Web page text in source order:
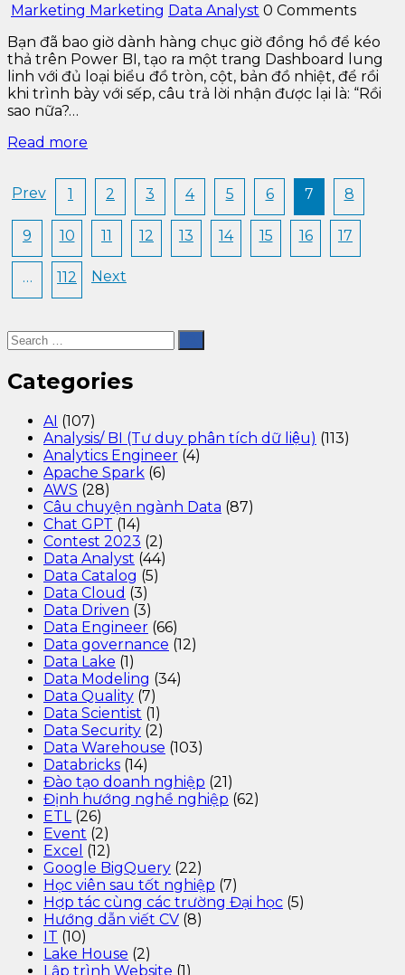
Marketing Marketing Data Analyst 0 Comments
Bạn đã bao giờ dành hàng chục giờ đồng hồ để kéo
thả trên Power BI, tạo ra một trang Dashboard lung
linh với đủ loại biểu đồ tròn, cột, bản đồ nhiệt, để rồi
khi trình bày với sếp, câu trả lời nhận được lại là: “Rồi
sao nữa?…
Read more
Prev 1 2 3 4 5 6 7 8
9 10 11 12 13 14 15 16 17
… 112 Next
Categories
AI (107)
Analysis/ BI (Tư duy phân tích dữ liệu) (113)
Analytics Engineer (4)
Apache Spark (6)
AWS (28)
Câu chuyện ngành Data (87)
Chat GPT (14)
Contest 2023 (2)
Data Analyst (44)
Data Catalog (5)
Data Cloud (3)
Data Driven (3)
Data Engineer (66)
Data governance (12)
Data Lake (1)
Data Modeling (34)
Data Quality (7)
Data Scientist (1)
Data Security (2)
Data Warehouse (103)
Databricks (14)
Đào tạo doanh nghiệp (21)
Định hướng nghề nghiệp (62)
ETL(26)
Event (2)
Excel (12)
Google BigQuery (22)
Học viên sau tốt nghiệp (7)
Hợp tác cùng các trường Đại học (5)
Hướng dẫn viết CV (8)
IT (10)
Lake House (2)
Lập trình Website (1)